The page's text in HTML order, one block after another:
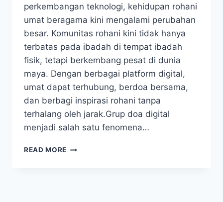
perkembangan teknologi, kehidupan rohani
umat beragama kini mengalami perubahan
besar. Komunitas rohani kini tidak hanya
terbatas pada ibadah di tempat ibadah
fisik, tetapi berkembang pesat di dunia
maya. Dengan berbagai platform digital,
umat dapat terhubung, berdoa bersama,
dan berbagi inspirasi rohani tanpa
terhalang oleh jarak.Grup doa digital
menjadi salah satu fenomena…
READ MORE PERTUMBUHAN